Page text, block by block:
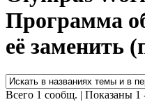
Программа
её заменить
Всего 1 сообщ. | Показаны 1